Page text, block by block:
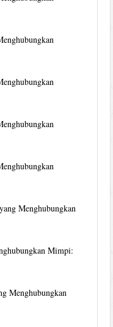
Menghubungkan
Mimpi:
Menghubungkan